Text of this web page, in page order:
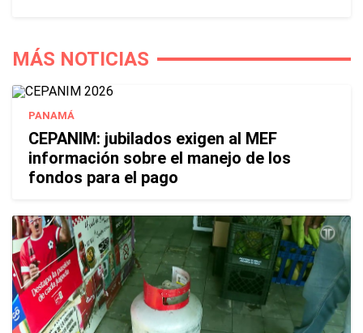
MÁS NOTICIAS
PANAMÁ
CEPANIM: jubilados exigen al MEF
información sobre el manejo de los
fondos para el pago